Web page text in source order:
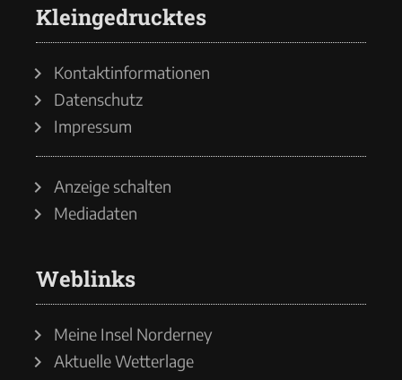
Kleingedrucktes
Kontaktinformationen
Datenschutz
Impressum
Anzeige schalten
Mediadaten
Weblinks
Meine Insel Norderney
Aktuelle Wetterlage